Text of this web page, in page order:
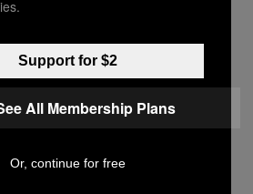
Más antiguo
Support for $2
All Membership Plans
Or, continue for free